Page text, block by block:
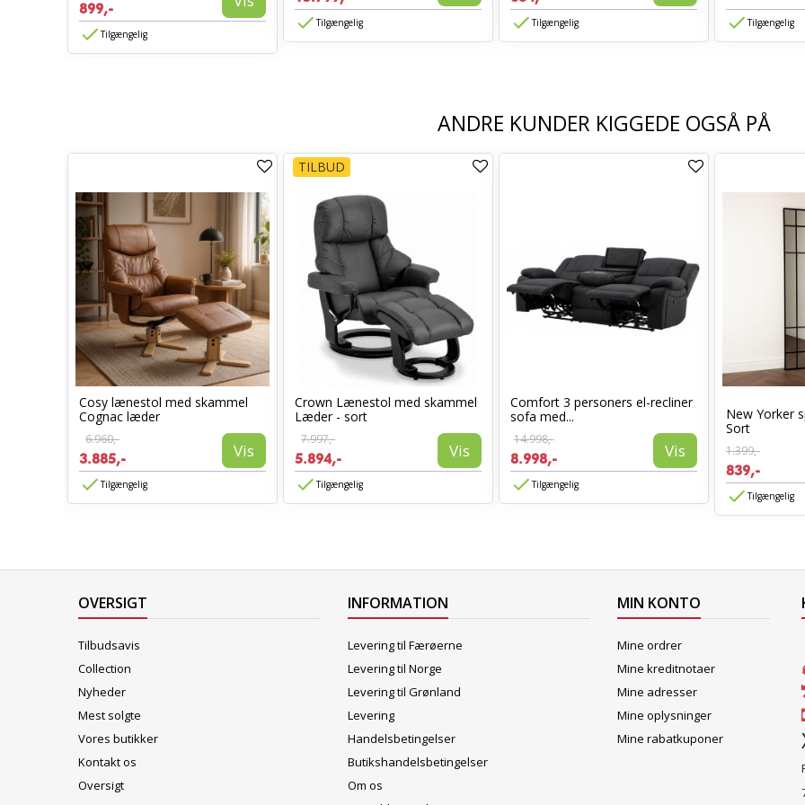
899,-
Tilgængelig
Tilgængelig Tilgængelig Tilgængelig
ANDRE KUNDER KIGGEDE OGSÅ PÅ
Cosy lænestol med skammel
Cognac læder
6.960,-
3.885,- Vis
Tilgængelig
TILBUD
Crown Lænestol med skammel
Læder - sort
7.997,-
5.894,- Vis
Tilgængelig
Comfort 3 personers el-recliner
sofa med...
14.998,-
8.998,- Vis
Tilgængelig
New Yorker
Sort
1.399,-
839,-
Tilgængelig
OVERSIGT
Tilbudsavis
Collection
Nyheder
Mest solgte
Vores butikker
Kontakt os
Oversigt
INFORMATION
Levering til Færøerne
Levering til Norge
Levering til Grønland
Levering
Handelsbetingelser
Butikshandelsbetingelser
Om os
MIN KONTO
Mine ordrer
Mine kreditnotaer
Mine adresser
Mine oplysninger
Mine rabatkuponer